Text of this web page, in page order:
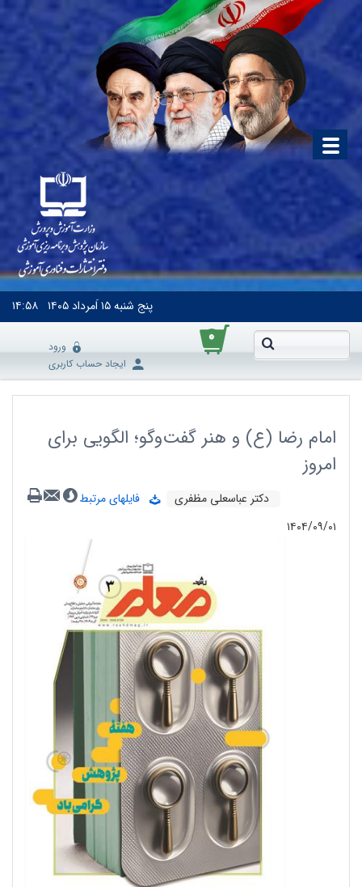
پنج شنبه۱۵ اَمرداد ۱۴۰۵ ۱۴:۵۸
۰
ورود
ایجاد حساب کاربری
امام رضا (ع) و هنر گفت‌وگو؛ الگویی برای
امروز
دکتر عباسعلی مظفری
فایلهای مرتبط
۱۴۰۴/۰۹/۰۱